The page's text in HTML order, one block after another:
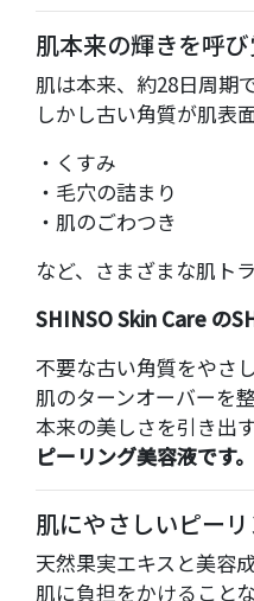
肌本来の輝きを呼
肌は本来、約28日周期
しかし古い角質が肌表
・くすみ
・毛穴の詰まり
・肌のごわつき
など、さまざまな肌ト
SHINSO Skin Care の
不要な古い角質をやさ
肌のターンオーバーを整
本来の美しさを引き出
ピーリング美容液です。
肌にやさしいピー
天然果実エキスと美容成
肌に負担をかけること